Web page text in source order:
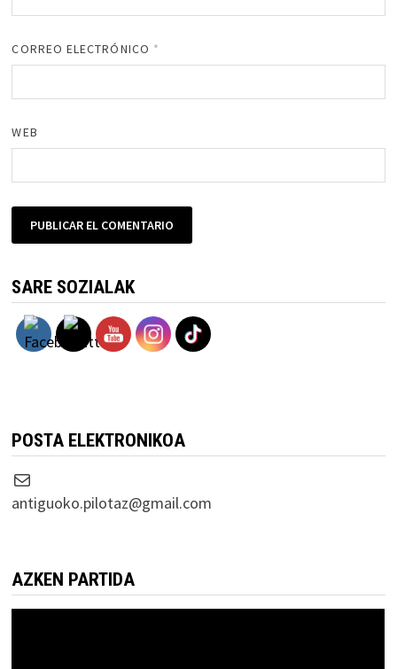
CORREO ELECTRÓNICO *
WEB
SARE SOZIALAK
POSTA ELEKTRONIKOA
Correo electrónico
antiguoko.pilotaz@gmail.com
AZKEN PARTIDA